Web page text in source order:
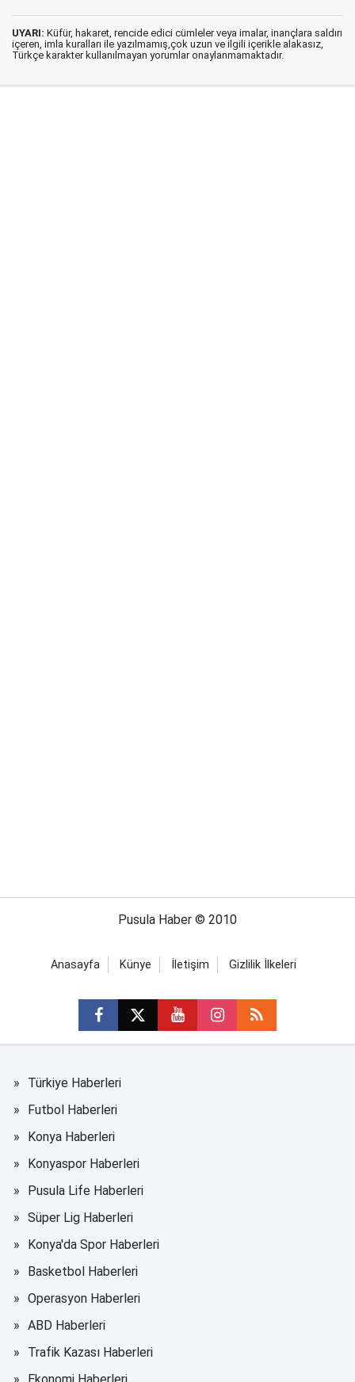
UYARI: Küfür, hakaret, rencide edici cümleler veya imalar, inançlara saldırı
içeren, imla kuralları ile yazılmamış,çok uzun ve ilgili içerikle alakasız,
Türkçe karakter kullanılmayan yorumlar onaylanmamaktadır.
Pusula Haber © 2010
Anasayfa Künye İletişim Gizlilik İlkeleri
Türkiye Haberleri
Futbol Haberleri
Konya Haberleri
Konyaspor Haberleri
Pusula Life Haberleri
Süper Lig Haberleri
Konya'da Spor Haberleri
Basketbol Haberleri
Operasyon Haberleri
ABD Haberleri
Trafik Kazası Haberleri